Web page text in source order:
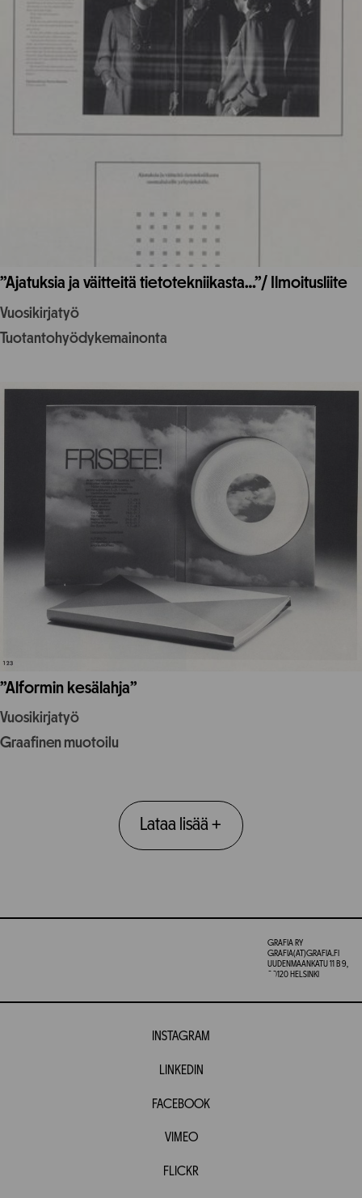
”Ajatuksia ja väitteitä tietotekniikasta…”/ Ilmoitusliite
Vuosikirjatyö
Tuotantohyödykemainonta
”Alformin kesälahja”
Vuosikirjatyö
Graafinen muotoilu
Lataa lisää+
GRAFIA RY
GRAFIA(AT)GRAFIA.FI
UUDENMAANKATU 11 B 9,
00120 HELSINKI
INSTAGRAM
LINKEDIN
FACEBOOK
VIMEO
FLICKR